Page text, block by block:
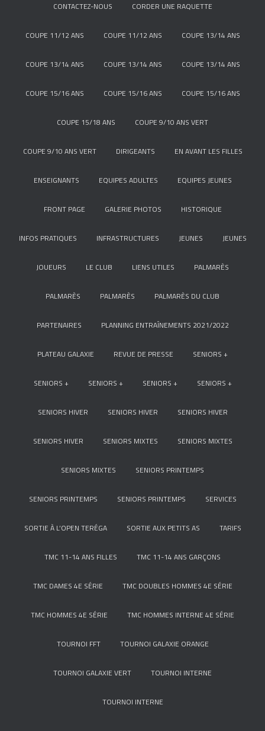
CONTACTEZ-NOUS CORDER UNE RAQUETTE
COUPE 11/12 ANS COUPE 11/12 ANS COUPE 13/14 ANS
COUPE 13/14 ANS COUPE 13/14 ANS COUPE 13/14 ANS
COUPE 15/16 ANS COUPE 15/16 ANS COUPE 15/16 ANS
COUPE 15/18 ANS COUPE 9/10 ANS VERT
COUPE 9/10 ANS VERT DIRIGEANTS EN AVANT LES FILLES
ENSEIGNANTS EQUIPES ADULTES EQUIPES JEUNES
FRONT PAGE GALERIE PHOTOS HISTORIQUE
INFOS PRATIQUES INFRASTRUCTURES JEUNES JEUNES
JOUEURS LE CLUB LIENS UTILES PALMARÈS
PALMARÈS PALMARÈS PALMARÈS DU CLUB
PARTENAIRES PLANNING ENTRAÎNEMENTS 2021/2022
PLATEAU GALAXIE REVUE DE PRESSE SENIORS +
SENIORS + SENIORS + SENIORS + SENIORS +
SENIORS HIVER SENIORS HIVER SENIORS HIVER
SENIORS HIVER SENIORS MIXTES SENIORS MIXTES
SENIORS MIXTES SENIORS PRINTEMPS
SENIORS PRINTEMPS SENIORS PRINTEMPS SERVICES
SORTIE À L’OPEN TERÉGA SORTIE AUX PETITS AS TARIFS
TMC 11-14 ANS FILLES TMC 11-14 ANS GARÇONS
TMC DAMES 4E SÉRIE TMC DOUBLES HOMMES 4E SÉRIE
TMC HOMMES 4E SÉRIE TMC HOMMES INTERNE 4E SÉRIE
TOURNOI FFT TOURNOI GALAXIE ORANGE
TOURNOI GALAXIE VERT TOURNOI INTERNE
TOURNOI INTERNE